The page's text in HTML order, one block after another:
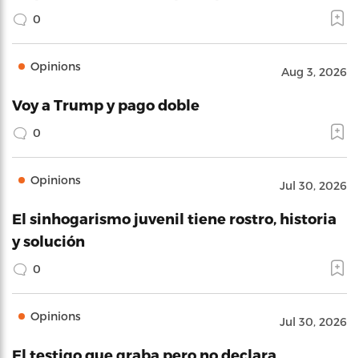
0
Opinions Aug 3, 2026
Voy a Trump y pago doble
0
Opinions Jul 30, 2026
El sinhogarismo juvenil tiene rostro, historia
y solución
0
Opinions Jul 30, 2026
El testigo que graba pero no declara